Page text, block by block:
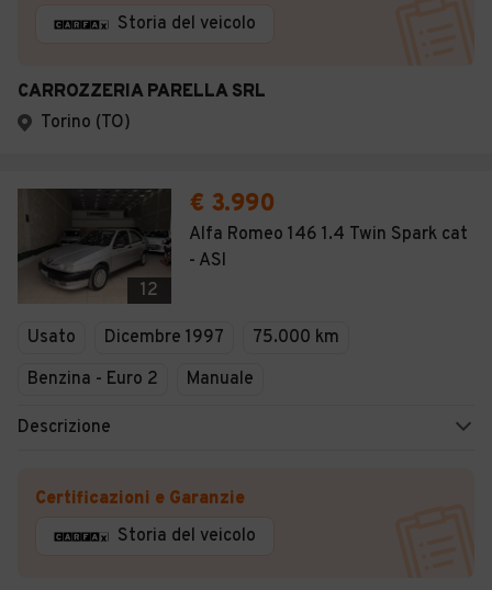
Storia del veicolo
CARROZZERIA PARELLA SRL
Torino (TO)
12
€ 3.990
Alfa Romeo 146 1.4 Twin Spark cat
- ASI
Usato Dicembre 1997
75.000 km
Benzina - Euro 2
Manuale
Descrizione
Certificazioni e Garanzie
Storia del veicolo